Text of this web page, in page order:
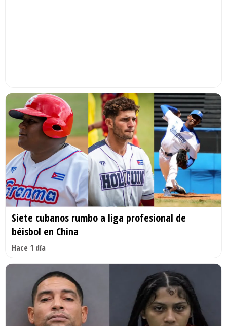
Siete cubanos rumbo a liga profesional de
béisbol en China
Hace 1 día